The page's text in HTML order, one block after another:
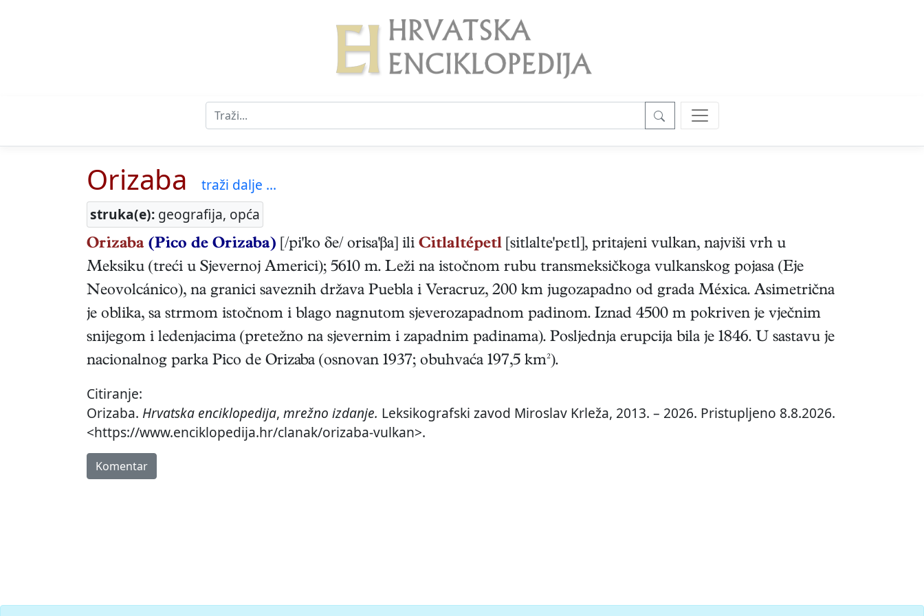
Orizaba
traži dalje ...
struka(e): geografija, opća
Orizaba (Pico de Orizaba) [/pi'ko δe/ orisa'βa] ili Citlaltépetl [sitlalte'pεtl], pritajeni vulkan, najviši vrh u
Meksiku (treći u Sjevernoj Americi); 5610 m. Leži na istočnom rubu transmeksičkoga vulkanskog pojasa (Eje
Neovolcánico), na granici saveznih država Puebla i Veracruz, 200 km jugozapadno od grada Méxica. Asimetrična
je oblika, sa strmom istočnom i blago nagnutom sjeverozapadnom padinom. Iznad 4500 m pokriven je vječnim
snijegom i ledenjacima (pretežno na sjevernim i zapadnim padinama). Posljednja erupcija bila je 1846. U sastavu je
nacionalnog parka Pico de Orizaba (osnovan 1937; obuhvaća 197,5 km²).
Citiranje:
Orizaba. Hrvatska enciklopedija, mrežno izdanje. Leksikografski zavod Miroslav Krleža, 2013. – 2026. Pristupljeno 8.8.2026.
<https://www.enciklopedija.hr/clanak/orizaba-vulkan>.
Komentar